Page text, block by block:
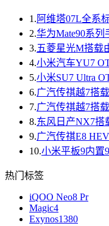
1. 阿维塔07L全系
2.华为Mate90系
3.五菱星光M搭载
4.小米汽车YU7
5.小米SU7 Ultra
6.广汽传祺越7搭
7.广汽传祺越7搭
8.东风日产NX7搭
9.广汽传祺E8
10.小米平板9内置
热门标签
iQOO Neo8 Pr
Magic4
Exynos1380